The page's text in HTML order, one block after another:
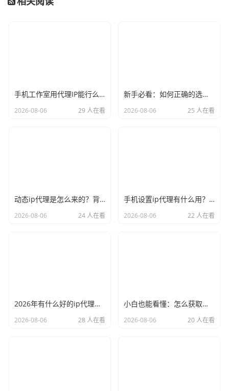
手机工作室用代理IP能行么？过来人的经验告诉你答案
2026-08-06 29 人在看
新手必看：如何正确的选择代理ip软件，别再交智商税了
2026-08-06 25 人在看
动态ip代理是怎么来的？背后的原理比你想象的精彩
2026-08-06 24 人在看
手机设置ip代理有什么用？不只是改定位那么简单
2026-08-06 22 人在看
2026年有什么好的ip代理软件？亲测后我只推荐这几个
2026-08-06 28 人在看
小白也能看懂：怎么获取代理ip和端口号，一步步教会你
2026-08-06 20 人在看